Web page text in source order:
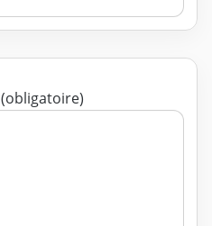
Texte de votre message (obligatoire)